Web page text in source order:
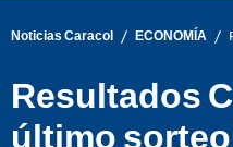
Noticias Caracol / ECONOMÍA /
Resultados
último